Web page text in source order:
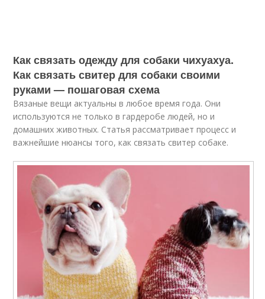
Как связать одежду для собаки чихуахуа.
Как связать свитер для собаки своими
руками — пошаговая схема
Вязаные вещи актуальны в любое время года. Они
используются не только в гардеробе людей, но и
домашних животных. Статья рассматривает процесс и
важнейшие нюансы того, как связать свитер собаке.